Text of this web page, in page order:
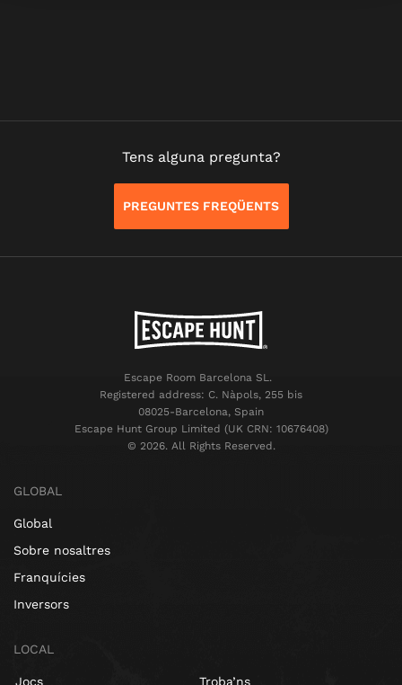
Tens alguna pregunta?
PREGUNTES FREQÜENTS
Escape Room Barcelona SL.
Registered address: C. Nàpols, 255 bis
08025-Barcelona, Spain
Escape Hunt Group Limited (UK CRN: 10676408)
©️ 2026. All Rights Reserved.
GLOBAL
Global
Sobre nosaltres
Franquícies
Inversors
LOCAL
Jocs Troba’ns